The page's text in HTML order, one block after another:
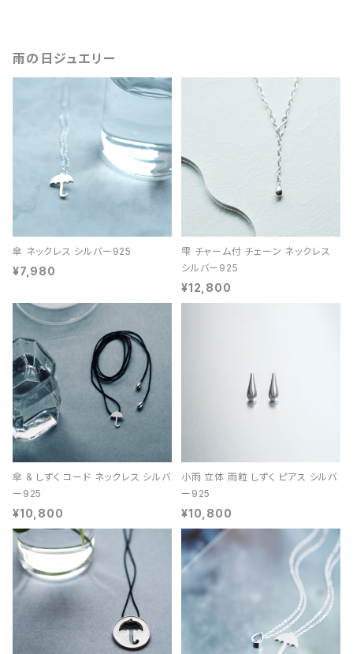
雨の日ジュエリー
傘 ネックレス シルバー925
¥7,980
雫 チャーム付 チェーン ネックレス
シルバー925
¥12,800
傘 & しずく コード ネックレス シルバ
ー925
¥10,800
小雨 立体 雨粒 しずく ピアス シルバ
ー925
¥10,800